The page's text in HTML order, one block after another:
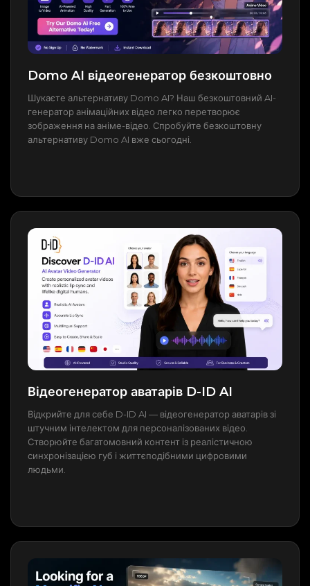
Domo AI відеогенератор безкоштовно
Шукаєте альтернативу Domo AI? Наш безкоштовний AI-
генератор анімаційних відео легко перетворює
зображення на аніме-відео. Спробуйте безкоштовну
альтернативу Domo AI вже сьогодні.
Відеогенератор аватарів D-ID AI
Відкрийте для себе D-ID AI — відеогенератор аватарів зі
штучним інтелектом для персоналізованих відео.
Створюйте багатомовний контент із реалістичною
синхронізацією губ і життєподібними цифровими
людьми.